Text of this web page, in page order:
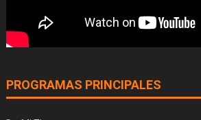
PROGRAMAS PRINCIPALES